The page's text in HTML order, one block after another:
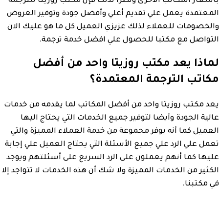
المعتمدة يعمل علي تقديم أعلي وأفضل جودة وتوفير العروض
والخصومات للعملاء لذلك عزيزي العميل كل ما هو عليك الان
التواصل مع مكتبا للحصول علي افضل خدمة ترجمة.
لماذا يعد مكتب روزيتا واحد من أفضل
مكاتب الترجمة المعتمدة؟
يعد مكتب روزيتا واحد من أفضل المكاتب لما يقدمه من خدمات
عالية الجودة وأيضا لتوفير جميع الخدمات التي يحتاج اليها
العميل كما أنه يوفر مجموعة من خدمة العملاء المميزة والتي
تعمل علي الرد علي جميع الأسئلة التي يحتاج العميل علي إجابة
عليها كما أنهم يعملون على الرد السريع على أسئلتهم ويوجد
الكثير من الخدمات المميزة ولا شك أن هذه الخدمات لا تتواجد إلا
في مكتبنا.